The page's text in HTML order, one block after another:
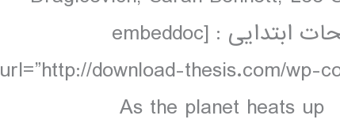
colour, 164 maps دانلود و مشاهده صفحات ابتدایی : [embeddoc
url=”http://download-thesis.com/wp-
contents.unlocked.pdf” download=”all”] As the planet heats up